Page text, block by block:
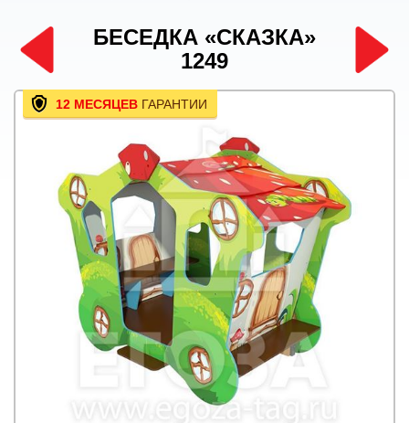
БЕСЕДКА «СКАЗКА»
1249
12 МЕСЯЦЕВ ГАРАНТИИ